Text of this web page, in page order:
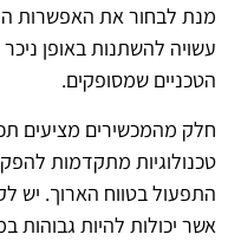
מנת לבחור את האפשרות
עשויה להשתנות באופן
הטכניים שמסופקים.
חלק מהמכשירים מציעים
טכנולוגיות מתקדמות
התפעול בטווח הארוך. יש
אשר יכולות להיות גבוהות